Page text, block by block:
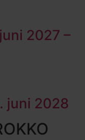
2027 –
juni 2028